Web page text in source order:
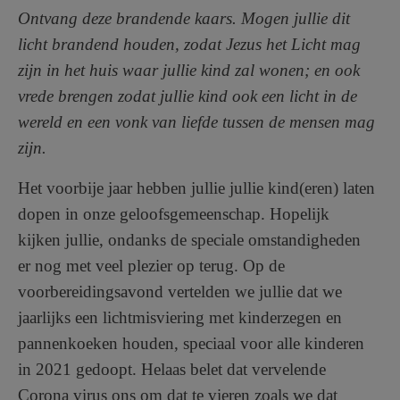
Ontvang deze brandende kaars. Mogen jullie dit
licht brandend houden, zodat Jezus het Licht mag
zijn in het huis waar jullie kind zal wonen; en ook
vrede brengen zodat jullie kind ook een licht in de
wereld en een vonk van liefde tussen de mensen mag
zijn.
Het voorbije jaar hebben jullie jullie kind(eren) laten
dopen in onze geloofsgemeenschap. Hopelijk
kijken jullie, ondanks de speciale omstandigheden
er nog met veel plezier op terug. Op de
voorbereidingsavond vertelden we jullie dat we
jaarlijks een lichtmisviering met kinderzegen en
pannenkoeken houden, speciaal voor alle kinderen
in 2021 gedoopt. Helaas belet dat vervelende
Corona virus ons om dat te vieren zoals we dat